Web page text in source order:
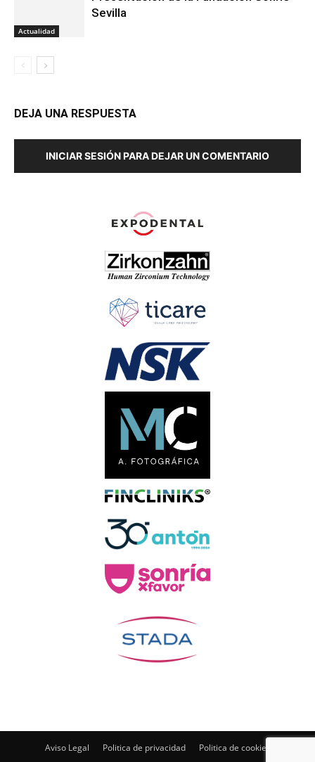
Actualidad
Sevilla
DEJA UNA RESPUESTA
INICIAR SESIÓN PARA DEJAR UN COMENTARIO
Aviso Legal Politica de privacidad Politica de cookies